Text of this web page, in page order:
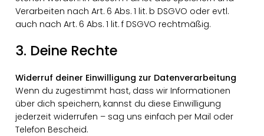
Verarbeiten nach Art. 6 Abs. 1 lit. b DSGVO oder evtl.
auch nach Art. 6 Abs. 1 lit. f DSGVO rechtmäßig.
3. Deine Rechte
Widerruf deiner Einwilligung zur Datenverarbeitung
Wenn du zugestimmt hast, dass wir Informationen
über dich speichern, kannst du diese Einwilligung
jederzeit widerrufen – sag uns einfach per Mail oder
Telefon Bescheid.